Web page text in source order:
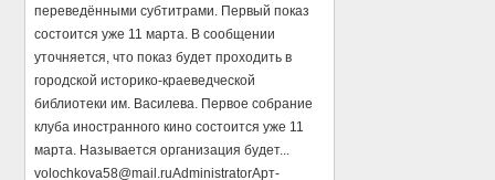
переведёнными субтитрами. Первый показ
состоится уже 11 марта. В сообщении
уточняется, что показ будет проходить в
городской историко-краеведческой
библиотеки им. Василева. Первое собрание
клуба иностранного кино состоится уже 11
марта. Называется организация будет...
volochkova58@mail.ruAdministratorАрт-